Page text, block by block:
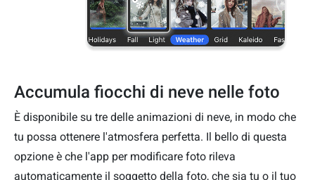
Accumula fiocchi di neve nelle foto
È disponibile su tre delle animazioni di neve, in modo che
tu possa ottenere l'atmosfera perfetta. Il bello di questa
opzione è che l'app per modificare foto rileva
automaticamente il soggetto della foto, che sia tu o il tuo